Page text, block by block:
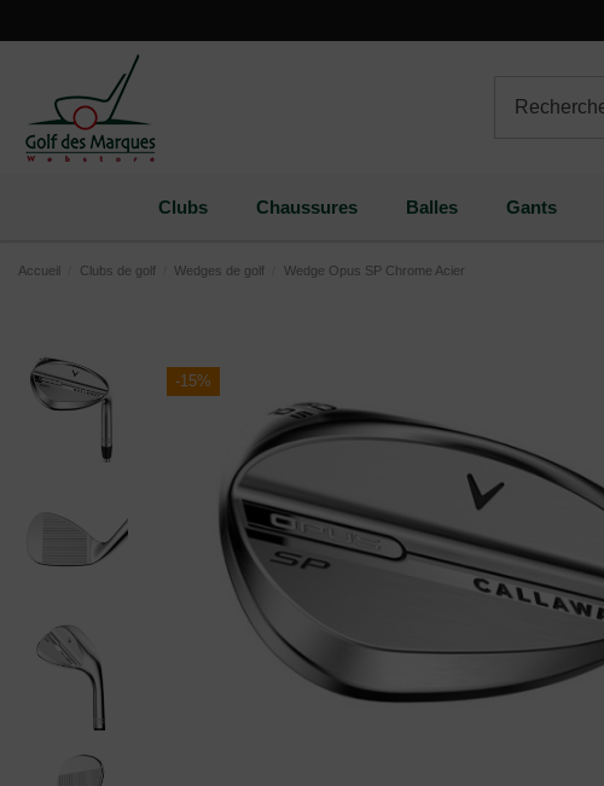
Clubs Chaussures Balles Gants
Accueil Clubs de golf Wedges de golf Wedge Opus SP Chrome Acier
-15%